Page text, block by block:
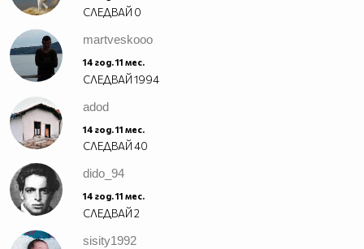
СЛЕДВАЙ 0
martveskooo
14 год. 11 мес.
СЛЕДВАЙ1994
adod
14 год. 11 мес.
СЛЕДВАЙ40
dido_94
14 год. 11 мес.
СЛЕДВАЙ2
sisity1992